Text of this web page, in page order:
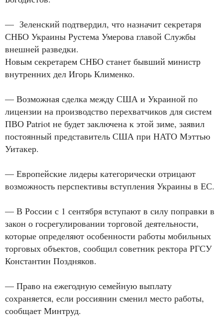
— Зеленский подтвердил, что назначит секретаря
СНБО Украины Рустема Умерова главой Службы
внешней разведки.
Новым секретарем СНБО станет бывший министр
внутренних дел Игорь Клименко.
— Возможная сделка между США и Украиной по
лицензии на производство перехватчиков для систем
ПВО Patriot не будет заключена к этой зиме, заявил
постоянный представитель США при НАТО Мэттью
Уитакер.
— Европейские лидеры категорически отрицают
возможность перспективы вступления Украины в ЕС.
— В России с 1 сентября вступают в силу поправки в
закон о госрегулировании торговой деятельности,
которые определяют особенности работы мобильных
торговых объектов, сообщил советник ректора РГСУ
Константин Поздняков.
— Право на ежегодную семейную выплату
сохраняется, если россиянин сменил место работы,
сообщает Минтруд.